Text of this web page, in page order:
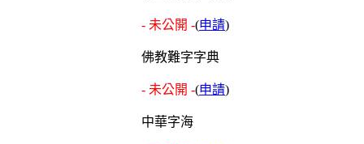
- 未公開 -(申請)
佛教難字字典
- 未公開 -(申請)
中華字海